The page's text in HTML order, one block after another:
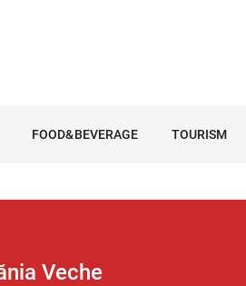
FOOD&BEVERAGE TOURISM
Veche